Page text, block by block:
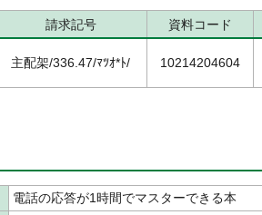
請求記号 資料コード
主配架/336.47/ﾏﾂｵ*ﾄ/ 10214204604
電話の応答が1時間でマスターできる本